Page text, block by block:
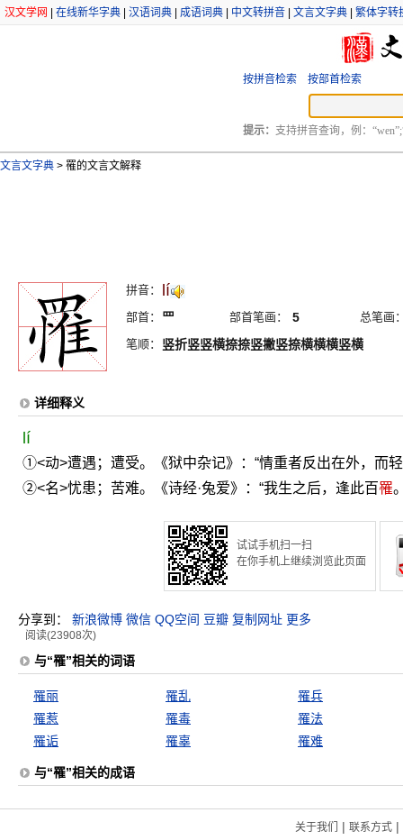
汉文学网 在线新华字典 汉语词典 成语词典 中文转拼音 文言文字典 繁体字转
按拼音检索 按部首检索
提示： 支持拼音查询，例：
文言文字典 > 罹的文言文解释
拼音： lí
部首： 罒 部首笔画： 5
总笔画
笔顺：
竖折竖竖横捺捺竖撇竖捺横横横竖横
详细释义
lí
①<动>遭遇；遭受。《狱中杂记》：“情重者反出在外，而
②<名>忧患；苦难。《诗经·兔爱》：“我生之后，逢此百罹
试试手机扫一扫
在你手机上继续浏览此页面
分享到： 新浪微博 微信 QQ空间 豆瓣 复制网址 更多
阅读(23908次)
与“罹”相关的词语
罹丽 罹乱
罹兵
罹惹
罹毒
罹法
罹诟
罹辜 罹难
与“罹”相关的成语
关于我们 | 联系方式|